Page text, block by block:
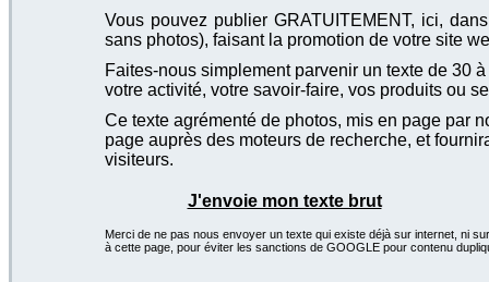
Vous pouvez publier GRATUITEMENT, ici,
sans photos), faisant la promotion de votre site
Faites-nous simplement parvenir un texte de 30
votre activité, votre savoir-faire, vos produits ou
Ce texte agrémenté de photos, mis en page par
page auprès des moteurs de recherche, et
visiteurs.
J'envoie mon texte brut
Merci de ne pas nous envoyer un texte qui existe déjà sur internet, ni
à cette page, pour éviter les sanctions de GOOGLE pour contenu